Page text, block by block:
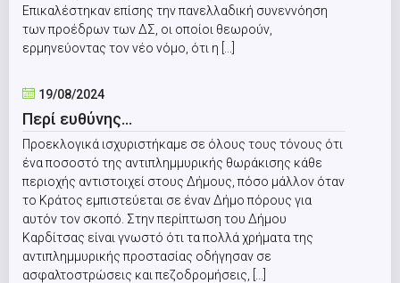
Επικαλέστηκαν επίσης την πανελλαδική συνεννόηση
των προέδρων των ΔΣ, οι οποίοι θεωρούν,
ερμηνεύοντας τον νέο νόμο, ότι η [...]
19/08/2024
Περί ευθύνης…
Προεκλογικά ισχυριστήκαμε σε όλους τους τόνους ότι
ένα ποσοστό της αντιπλημμυρικής θωράκισης κάθε
περιοχής αντιστοιχεί στους Δήμους, πόσο μάλλον όταν
το Κράτος εμπιστεύεται σε έναν Δήμο πόρους για
αυτόν τον σκοπό. Στην περίπτωση του Δήμου
Καρδίτσας είναι γνωστό ότι τα πολλά χρήματα της
αντιπλημμυρικής προστασίας οδήγησαν σε
ασφαλτοστρώσεις και πεζοδρομήσεις, [...]